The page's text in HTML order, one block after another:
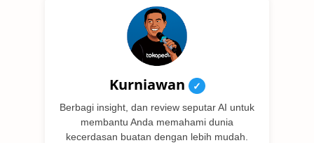
Kurniawan ✓
Berbagi insight, dan review seputar AI untuk
membantu Anda memahami dunia
kecerdasan buatan dengan lebih mudah.